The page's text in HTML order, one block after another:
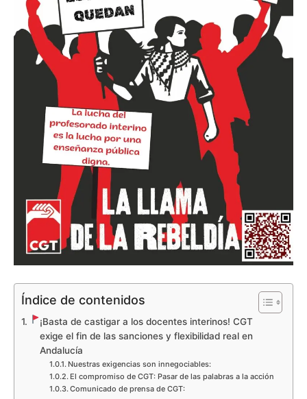
Índice de contenidos
¡Basta de castigar a los docentes interinos! CGT
exige el fin de las sanciones y flexibilidad real en
Andalucía
Nuestras exigencias son innegociables:
El compromiso de CGT: Pasar de las palabras a la acción
Comunicado de prensa de CGT: